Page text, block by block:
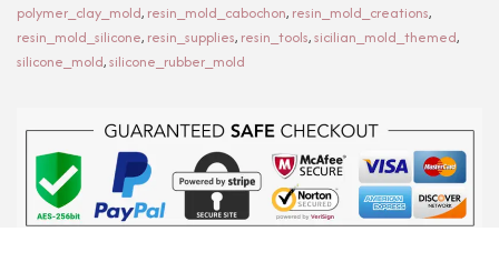
polymer_clay_mold, resin_mold_cabochon, resin_mold_creations,
resin_mold_silicone, resin_supplies, resin_tools,sicilian_mold_themed,
silicone_mold,silicone_rubber_mold